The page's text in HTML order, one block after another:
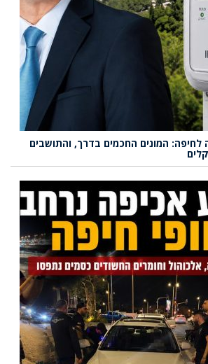
המונים החכמים בדרך, והתושבים